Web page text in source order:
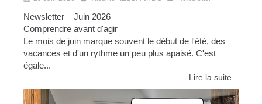
Newsletter – Juin 2026
Comprendre avant d'agir
Le mois de juin marque souvent le début de l'été, des
vacances et d'un rythme un peu plus apaisé. C'est
égale...
Lire la suite...